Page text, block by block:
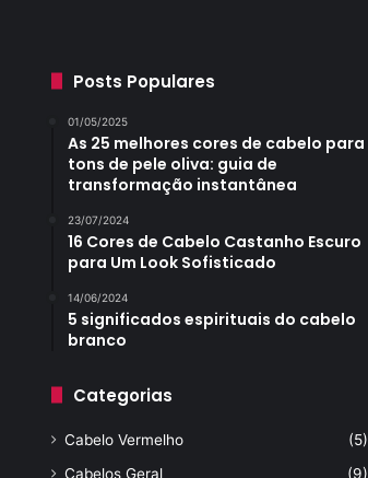
Posts Populares
01/05/2025
As 25 melhores cores de cabelo para
tons de pele oliva: guia de
transformação instantânea
23/07/2024
16 Cores de Cabelo Castanho Escuro
para Um Look Sofisticado
14/06/2024
5 significados espirituais do cabelo
branco
Categorias
Cabelo Vermelho
(5)
Cabelos Geral
(9)